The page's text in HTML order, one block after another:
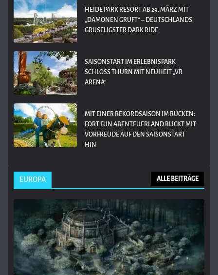
HEIDE PARK RESORT AB 29. MÄRZ MIT
„DÄMONEN GRUFT“ – DEUTSCHLANDS
GRUSELIGSTER DARK RIDE
SAISONSTART IM ERLEBNISPARK
SCHLOSS THURN MIT NEUHEIT „VR
ARENA“
MIT EINER REKORDSAISON IM RÜCKEN:
FORT FUN ABENTEUERLAND BLICKT MIT
VORFREUDE AUF DEN SAISONSTART
HIN
EUROPA ALLE BEITRÄGE